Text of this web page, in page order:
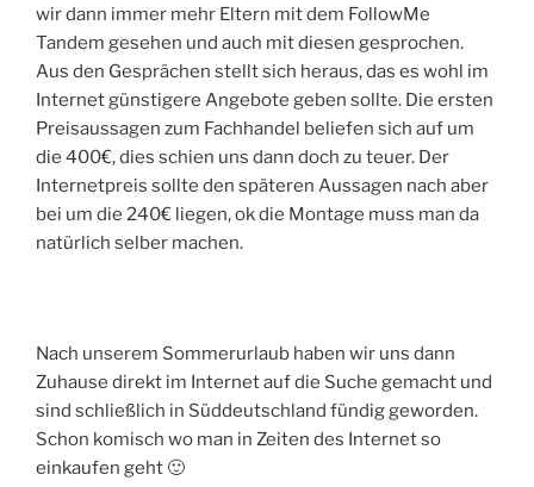
wir dann immer mehr Eltern mit dem FollowMe
Tandem gesehen und auch mit diesen gesprochen.
Aus den Gesprächen stellt sich heraus, das es wohl im
Internet günstigere Angebote geben sollte. Die ersten
Preisaussagen zum Fachhandel beliefen sich auf um
die 400€, dies schien uns dann doch zu teuer. Der
Internetpreis sollte den späteren Aussagen nach aber
bei um die 240€ liegen, ok die Montage muss man da
natürlich selber machen.
Nach unserem Sommerurlaub haben wir uns dann
Zuhause direkt im Internet auf die Suche gemacht und
sind schließlich in Süddeutschland fündig geworden.
Schon komisch wo man in Zeiten des Internet so
einkaufen geht 🙂